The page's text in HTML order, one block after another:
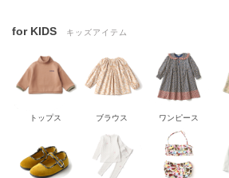
for KIDS キッズアイテム
トップス ブラウス ワンピース